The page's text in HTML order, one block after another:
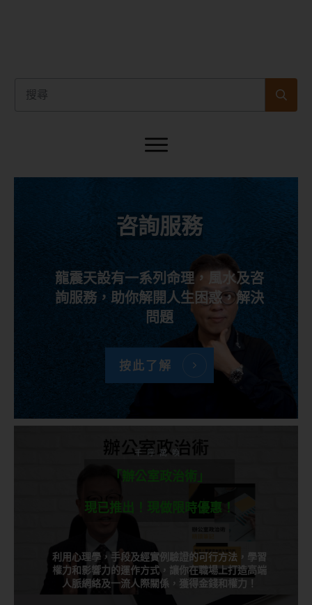
咨詢服務
龍震天設有一系列命理，風水及咨
詢服務，助你解開人生困惑，解決
問題
按此了解
千呼萬喚
「辦公室政治術」
現已推出！現做限時優惠！
利用心理學，手段及經實例驗證的可行方法，學習
權力和影響力的運作方式，讓你在職場上打造高端
人脈網絡及一流人際關係，獲得金錢和權力！